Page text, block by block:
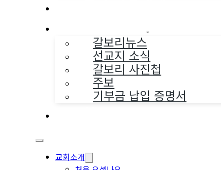
갈보리뉴스
선교지 소식
갈보리 사진첩
주보
기부금 납입 증명서
교회소개